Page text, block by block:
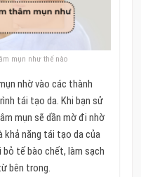
mụn như thế nào
nhờ vào các thành
tái tạo da. Khi bạn sử
mụn sẽ dần mờ đi nhờ
khả năng tái tạo da của
bỏ tế bào chết, làm sạch
bên trong.